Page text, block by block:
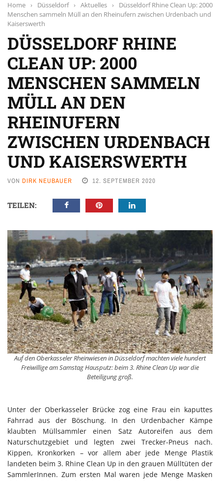
Home › Düsseldorf › Aktuelles ›
Düsseldorf Rhine Clean Up: 2000
Menschen sammeln Müll an den Rheinufern zwischen Urdenbach und
Kaiserswerth
DÜSSELDORF RHINE
CLEAN UP: 2000
MENSCHEN SAMMELN
MÜLL AN DEN
RHEINUFERN
ZWISCHEN URDENBACH
UND KAISERSWERTH
VON DIRK NEUBAUER 12. SEPTEMBER 2020
TEILEN:
Auf den Oberkasseler Rheinwiesen in Düsseldorf machten viele hundert
Freiwillige am Samstag Hausputz: beim 3. Rhine Clean Up war die
Beteiligung groß.
Unter der Oberkasseler Brücke zog eine Frau ein kaputtes
Fahrrad aus der Böschung. In den Urdenbacher Kämpe
klaubten Müllsammler einen Satz Autoreifen aus dem
Naturschutzgebiet und legten zwei Trecker-Pneus nach.
Kippen, Kronkorken – vor allem aber jede Menge Plastik
landeten beim 3. Rhine Clean Up in den grauen Mülltüten der
SammlerInnen. Zum ersten Mal waren jede Menge Masken